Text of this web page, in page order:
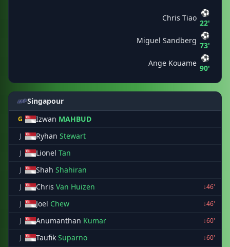
Chris Tiao
⚽
22'
Miguel Sandberg
⚽
73'
Ange Kouame
⚽
90'
Singapour
G Izwan MAHBUD
J Ryhan Stewart
J Lionel Tan
J Shah Shahiran
J Chris Van Huizen
↓46'
J
Joel Chew
↓46'
J
Anumanthan Kumar
↓60'
J
Taufik Suparno
↓60'